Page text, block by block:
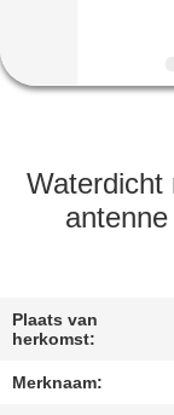
Waterdicht
Plaats van
herkomst:
Merknaam: